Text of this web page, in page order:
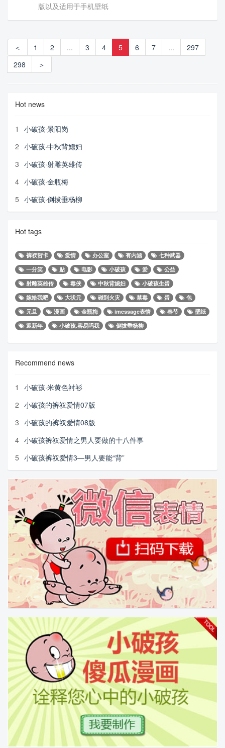
版以及适用于手机壁纸
＜ 1 2 ... 3 4 5 6 7 ...
297
298
＞
Hot news
1
小破孩·景阳岗
2 小破孩·中秋背媳妇
3 小破孩·射雕英雄传
4 小破孩·金瓶梅
5 小破孩·倒拔垂杨柳
Hot tags
裤衩贺卡 爱情 办公室 有内涵
七种武器
一分笑
贴 电影 小破孩 爱
公益
射雕英雄传
毒侠 中秋背媳妇
小破孩生蛋
嫁给我吧
大状元 碰到火灾 禁毒 蛋
包
元旦
漫画 金瓶梅 imessage表情 春节
壁纸
迎新年
小破孩.容易吗我 倒拔垂杨柳
Recommend news
1
小破孩·米黄色衬衫
2 小破孩的裤衩爱情07版
3 小破孩的裤衩爱情08版
4 小破孩裤衩爱情之男人要做的十八件事
5 小破孩裤衩爱情3—男人要能“背”